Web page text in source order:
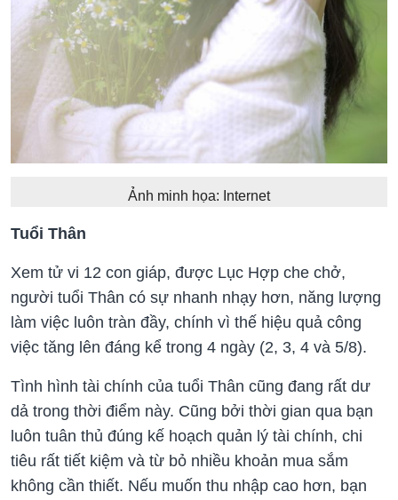
Ảnh minh họa: Internet
Tuổi Thân
Xem tử vi 12 con giáp, được Lục Hợp che chở,
người tuổi Thân có sự nhanh nhạy hơn, năng lượng
làm việc luôn tràn đầy, chính vì thế hiệu quả công
việc tăng lên đáng kể trong 4 ngày (2, 3, 4 và 5/8).
Tình hình tài chính của tuổi Thân cũng đang rất dư
dả trong thời điểm này. Cũng bởi thời gian qua bạn
luôn tuân thủ đúng kế hoạch quản lý tài chính, chi
tiêu rất tiết kiệm và từ bỏ nhiều khoản mua sắm
không cần thiết. Nếu muốn thu nhập cao hơn, bạn